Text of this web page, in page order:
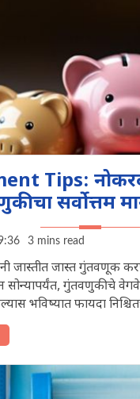
Tips:
सर्वोत्तम
3 mins read
जास्तीत जास्त गुंतवणूक
गुंतवणुकीचे
भविष्यात फायदा